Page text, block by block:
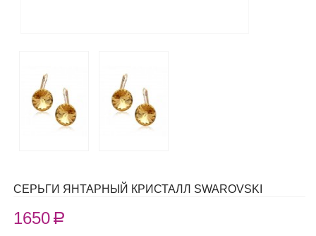
СЕРЬГИ ЯНТАРНЫЙ КРИСТАЛЛ SWAROVSKI
1650R